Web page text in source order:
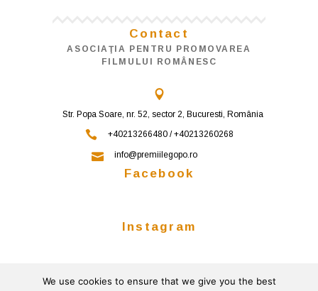
Contact
ASOCIAŢIA PENTRU PROMOVAREA
FILMULUI ROMÂNESC
Str. Popa Soare, nr. 52, sector 2, Bucuresti, România
+40213266480 / +40213260268
info@premiilegopo.ro
Facebook
Instagram
Follow on Instagram
We use cookies to ensure that we give you the best